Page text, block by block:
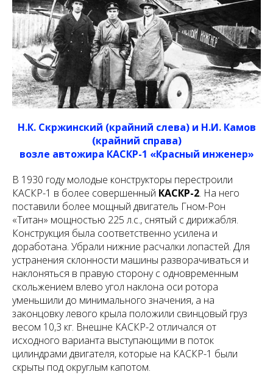
Н.К. Скржинский (крайний слева) и Н.И. Камов
(крайний справа)
возле автожира КАСКР-1 «Красный инженер»
В 1930 году молодые конструкторы перестроили
КАСКР-1 в более совершенный КАСКР-2. На него
поставили более мощный двигатель Гном-Рон
«Титан» мощностью 225 л.с., снятый с дирижабля.
Конструкция была соответственно усилена и
доработана. Убрали нижние расчалки лопастей. Для
устранения склонности машины разворачиваться и
наклоняться в правую сторону с одновременным
скольжением влево угол наклона оси ротора
уменьшили до минимального значения, а на
законцовку левого крыла положили свинцовый груз
весом 10,3 кг. Внешне КАСКР-2 отличался от
исходного варианта выступающими в поток
цилиндрами двигателя, которые на КАСКР-1 были
скрыты под округлым капотом.